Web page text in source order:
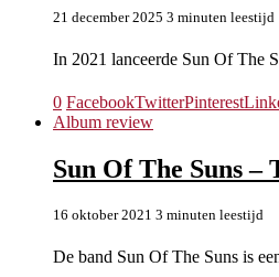
21 december 2025 3 minuten leestijd
In 2021 lanceerde Sun Of The
0 FacebookTwitterPinterest
Album review
Sun Of The Suns –
16 oktober 2021 3 minuten leestijd
De band Sun Of The Suns is